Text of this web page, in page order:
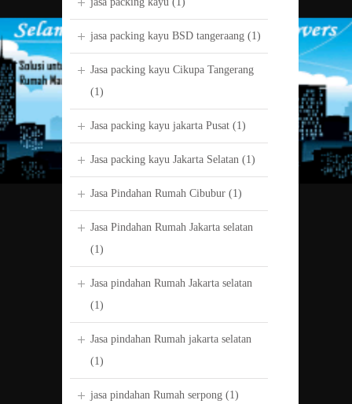
jasa packing kayu BSD tangeraang (1)
Jasa packing kayu Cikupa Tangerang
(1)
Jasa packing kayu jakarta Pusat (1)
Jasa packing kayu Jakarta Selatan (1)
Jasa Pindahan Rumah Cibubur (1)
Jasa Pindahan Rumah Jakarta selatan
(1)
Jasa pindahan Rumah Jakarta selatan
(1)
Jasa pindahan Rumah jakarta selatan
(1)
jasa pindahan Rumah serpong (1)